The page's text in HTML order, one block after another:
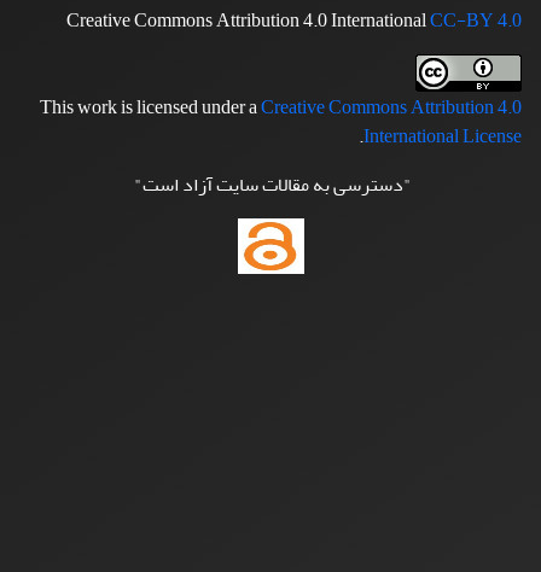
Creative Commons Attribution 4.0 InternationalCC-BY 4.0
This work is licensed under aCreative Commons Attribution 4.0
International License
.
"دسترسی به مقالات سایت آزاد است"